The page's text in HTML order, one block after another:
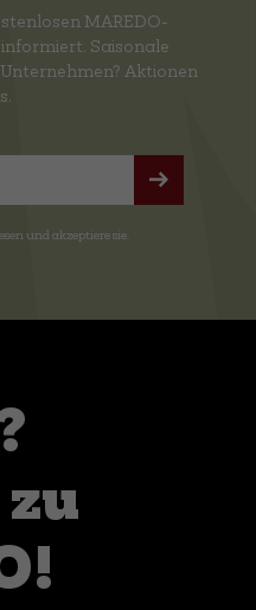
MAREDO-
Saisonale
Aktionen
und akzeptiere sie.